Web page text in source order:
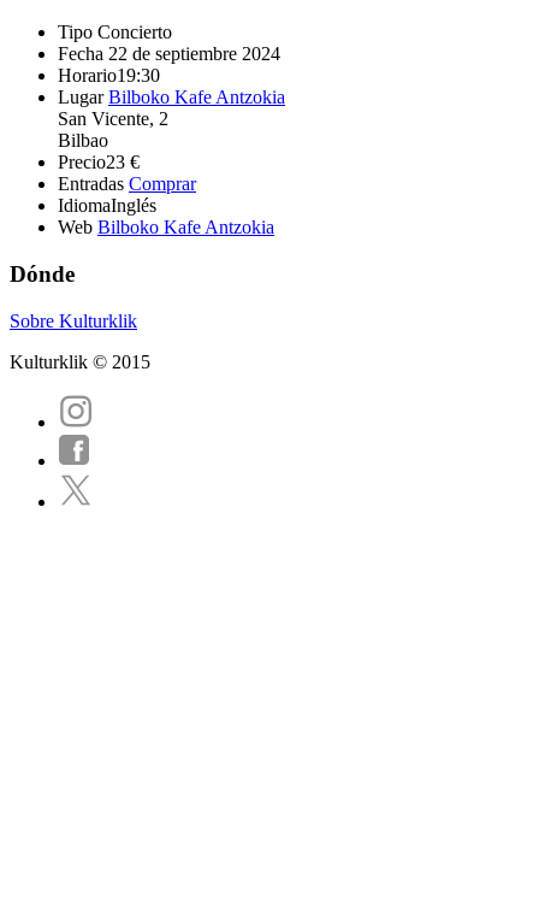
Tipo Concierto
Fecha 22 de septiembre 2024
Horario19:30
Lugar Bilboko Kafe Antzokia
San Vicente, 2
Bilbao
Precio23 €
Entradas Comprar
IdiomaInglés
Web Bilboko Kafe Antzokia
Dónde
Sobre Kulturklik
Kulturklik © 2015